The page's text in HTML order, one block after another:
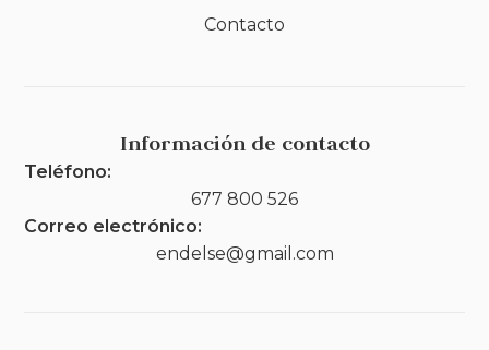
Contacto
Información de contacto
Teléfono:
677 800 526
Correo electrónico:
endelse@gmail.com